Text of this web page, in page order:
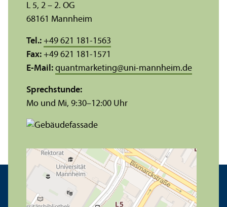
L 5, 2 – 2. OG
68161 Mannheim
Tel.: +49 621 181-1563
Fax: +49 621 181-1571
E-Mail: quantmarketing@uni-mannheim.de
Sprechstunde:
Mo und Mi, 9:30–12:00 Uhr